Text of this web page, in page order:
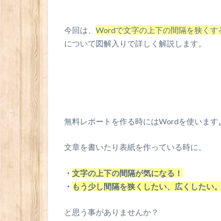
今回は、 Wordで文字の上下の間隔を狭くす
について図解入りで詳しく解説します。
無料レポートを作る時にはWordを使います
文章を書いたり表紙を作っている時に、
・ 文字の上下の間隔が気になる！
・ もう少し間隔を狭くしたい、広くしたい
と思う事がありませんか？